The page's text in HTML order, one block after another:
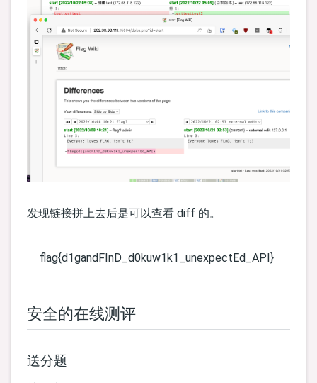
发现链接拼上去后是可以查看 diff 的。
flag{d1gandFInD_d0kuw1k1_unexpectEd_API}
安全的在线测评
送分题